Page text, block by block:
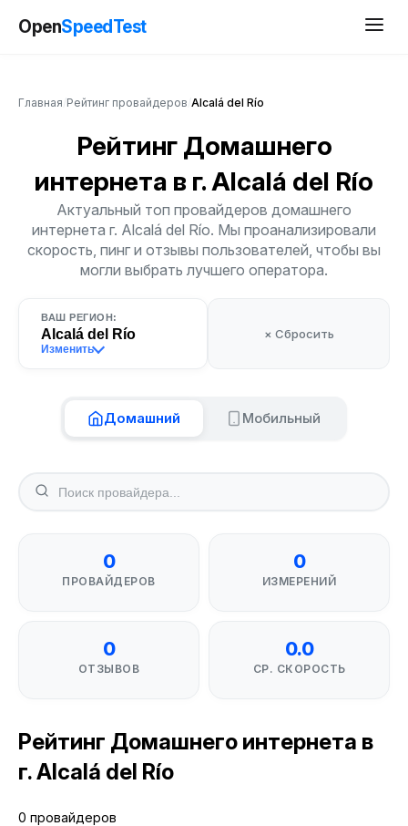
OpenSpeedTest
Главная Рейтинг провайдеров Alcalá del Río
Рейтинг Домашнего
интернета в г. Alcalá del Río
Актуальный топ провайдеров домашнего
интернета г. Alcalá del Río. Мы проанализировали
скорость, пинг и отзывы пользователей, чтобы вы
могли выбрать лучшего оператора.
ВАШ РЕГИОН:
Alcalá del Río
Изменить
× Сбросить
Домашний Мобильный
0
ПРОВАЙДЕРОВ
0
ИЗМЕРЕНИЙ
0
ОТЗЫВОВ
0.0
СР. СКОРОСТЬ
Рейтинг Домашнего интернета в
г. Alcalá del Río
0 провайдеров